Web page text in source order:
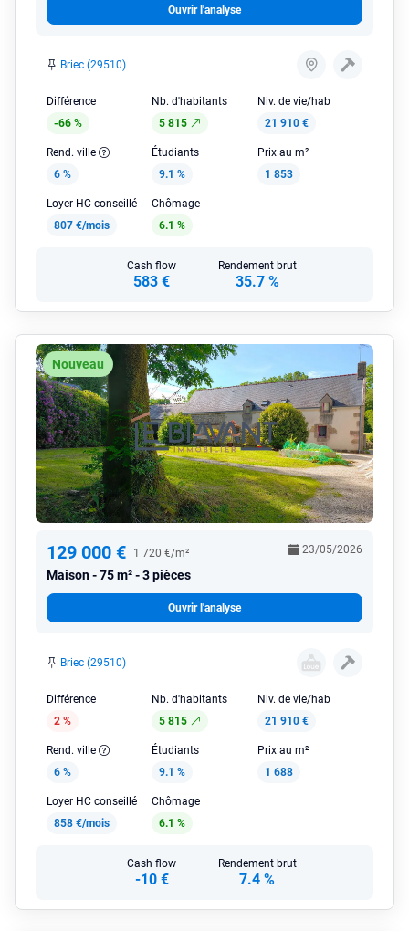
Ouvrir l'analyse
Briec (29510)
Différence
-66 %
Nb. d'habitants
5 815
Niv. de vie/hab
21 910 €
Rend. ville
6 %
Étudiants
9.1 %
Prix au m²
1 853
Loyer HC conseillé
807 €/mois
Chômage
6.1 %
Cash flow
583 €
Rendement brut
35.7 %
Nouveau
129 000 € 1 720 €/m²
Maison 75 m² - 3 pièces
23/05/2026
Ouvrir l'analyse
Briec (29510)
Différence
2 %
Nb. d'habitants
5 815
Niv. de vie/hab
21 910 €
Rend. ville
6 %
Étudiants
9.1 %
Prix au m²
1 688
Loyer HC conseillé
858 €/mois
Chômage
6.1 %
Cash flow
-10 €
Rendement brut
7.4 %